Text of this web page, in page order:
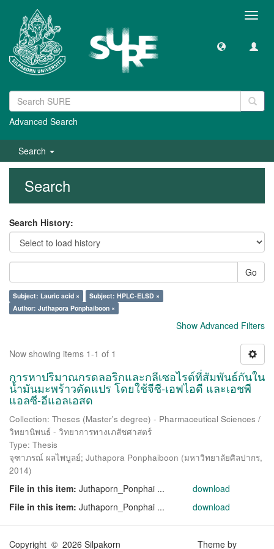
Advanced Search
Search
Search
Search History:
Go
Subject: Lauric acid ×
Subject: HPLC-ELSD ×
Author: Juthapora Ponphaiboon ×
Show Advanced Filters
Now showing items 1-1 of 1
การหาปริมาณกรดลอริกและกลีเซอไรด์ที่สัมพันธ์กันใน
น้ำมันมะพร้าวดัดแปร โดยใช้จีซี-เอฟไอดี และเอชพี
แอลซี-อีแอลเอสด
Collection: Theses (Master's degree) - Pharmaceutical Sciences /
วิทยานิพนธ์ - วิทยาการทางเภสัชศาสตร์
Type: Thesis
จุฑาภรณ์ ผลไพบูลย์; Juthapora Ponphaiboon (มหาวิทยาลัยศิลปากร,
2014)
File in this item: Juthaporn_Ponphai ...
download
File in this item: Juthaporn_Ponphai ... download
Copyright © 2026 Silpakorn Theme by